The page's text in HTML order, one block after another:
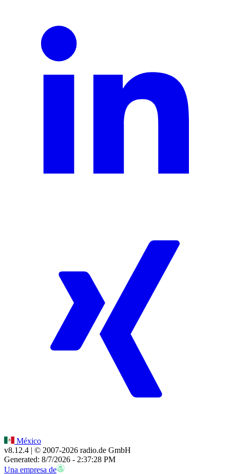
México
v8.12.4 | © 2007-2026 radio.de GmbH
Generated: 8/7/2026 - 2:37:28 PM
Una empresa de